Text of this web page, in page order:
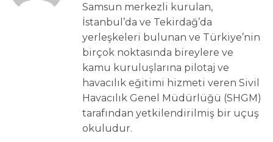
Samsun merkezli kurulan,
İstanbul’da ve Tekirdağ’da
yerleşkeleri bulunan ve Türkiye’nin
birçok noktasında bireylere ve
kamu kuruluşlarına pilotaj ve
havacılık eğitimi hizmeti veren Sivil
Havacılık Genel Müdürlüğü (SHGM)
tarafından yetkilendirilmiş bir uçuş
okuludur.